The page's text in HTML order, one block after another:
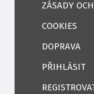
ZÁSADY
COOKIES
DOPRAVA
PŘIHLÁSIT